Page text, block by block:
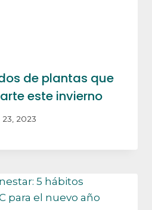
de plantas que
este invierno
2023